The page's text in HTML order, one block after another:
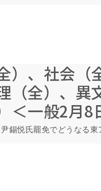
）、社会（
（全）、異
＜一般2月8
尹錫悦氏罷免でどうなる